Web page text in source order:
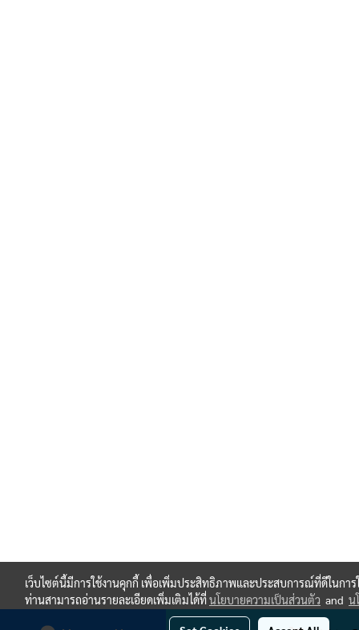
เว็บไซต์นี้มีการใช้งานคุกกี้ เพื่อเพิ่มประสิทธิภาพและประสบการณ์ที่ดีในการ
ท่านสามารถอ่านรายละเอียดเพิ่มเติมได้ที่นโยบายความเป็นส่วนตัว and น